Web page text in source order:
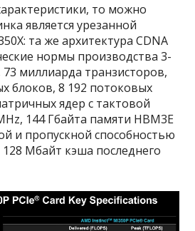
то можно
является урезанной
та же архитектура CDNA
нормы производства 3-
миллиарда транзисторов,
блоков, 8 192 потоковых
ядер с тактовой
144 Гбайта памяти HBM3E
и пропускной способностью
Мбайт кэша последнего